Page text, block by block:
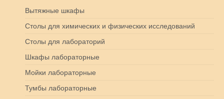
Вытяжные шкафы
Столы для химических и физических исследований
Столы для лабораторий
Шкафы лабораторные
Мойки лабораторные
Тумбы лабораторные